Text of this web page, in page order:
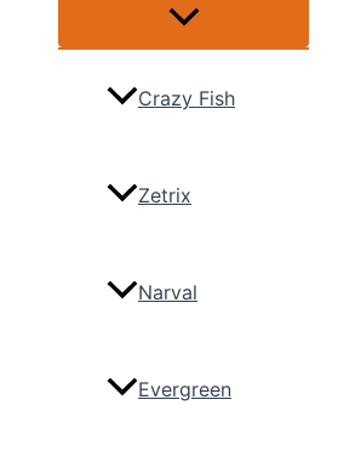
Menü
Crazy Fish
Zetrix
Narval
Evergreen